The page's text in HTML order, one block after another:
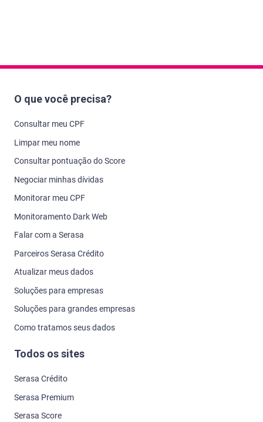
O que você precisa?
Consultar meu CPF
Limpar meu nome
Consultar pontuação do Score
Negociar minhas dívidas
Monitorar meu CPF
Monitoramento Dark Web
Falar com a Serasa
Parceiros Serasa Crédito
Atualizar meus dados
Soluções para empresas
Soluções para grandes empresas
Como tratamos seus dados
Todos os sites
Serasa Crédito
Serasa Premium
Serasa Score